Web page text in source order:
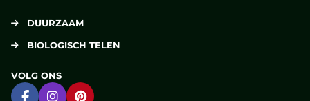
DUURZAAM
BIOLOGISCH TELEN
VOLG ONS